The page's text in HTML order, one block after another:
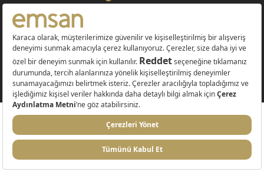
© 2026 EMSAN A.Ş. Tüm Hakları Saklıdır